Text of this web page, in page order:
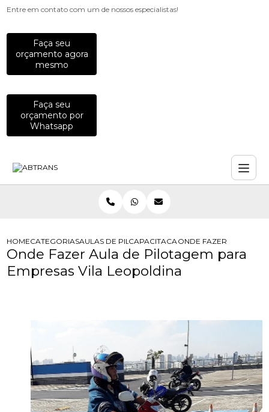
Entre em contato com um de nossos especialistas!
Faça seu
orçamento agora
mesmo
Faça seu
orçamento por
Whatsapp
HOMECATEGORIASAULAS DE PILOTAGEM PARA EMPRESAS
CAPACITACAO PARAONDE FAZER AULA DE
Onde Fazer Aula de Pilotagem para
Empresas Vila Leopoldina